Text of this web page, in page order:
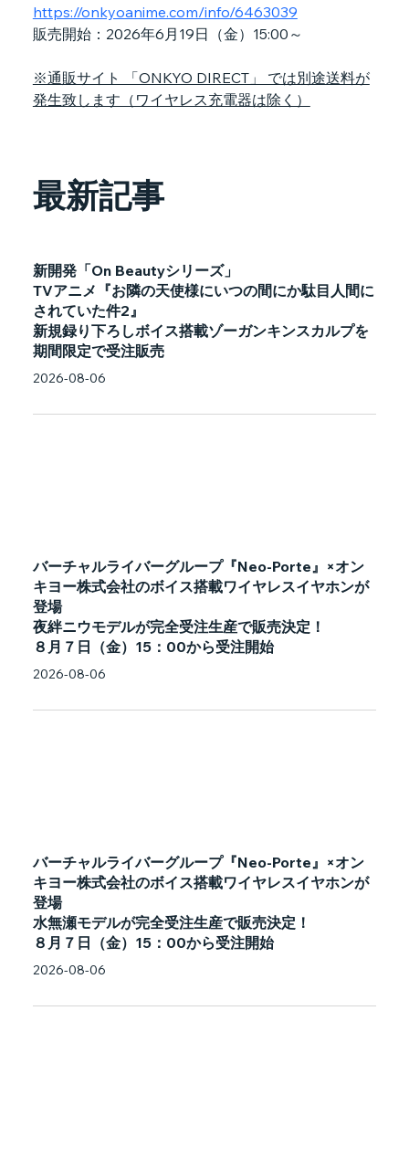
https://onkyoanime.com/info/6463039
販売開始：2026年6月19日（金）15:00～
※通販サイト 「ONKYO DIRECT」 では別途送料が
発生致します（ワイヤレス充電器は除く）
新開発「On Beautyシリーズ」
TVアニメ『お隣の天使様にいつの間にか駄目人間に
されていた件2』
新規録り下ろしボイス搭載ゾーガンキンスカルプを
期間限定で受注販売
2026-08-06
バーチャルライバーグループ『Neo-Porte』×オン
キヨー株式会社のボイス搭載ワイヤレスイヤホンが
登場
夜絆ニウモデルが完全受注生産で販売決定！
８月７日（金）15：00から受注開始
2026-08-06
バーチャルライバーグループ『Neo-Porte』×オン
キヨー株式会社のボイス搭載ワイヤレスイヤホンが
登場
水無瀬モデルが完全受注生産で販売決定！
８月７日（金）15：00から受注開始
2026-08-06
最新記事